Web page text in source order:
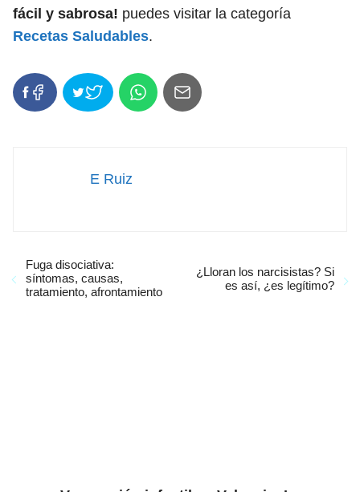
fácil y sabrosa! puedes visitar la categoría
Recetas Saludables.
E Ruiz
Fuga disociativa:
síntomas, causas,
tratamiento, afrontamiento
¿Lloran los narcisistas? Si
es así, ¿es legítimo?